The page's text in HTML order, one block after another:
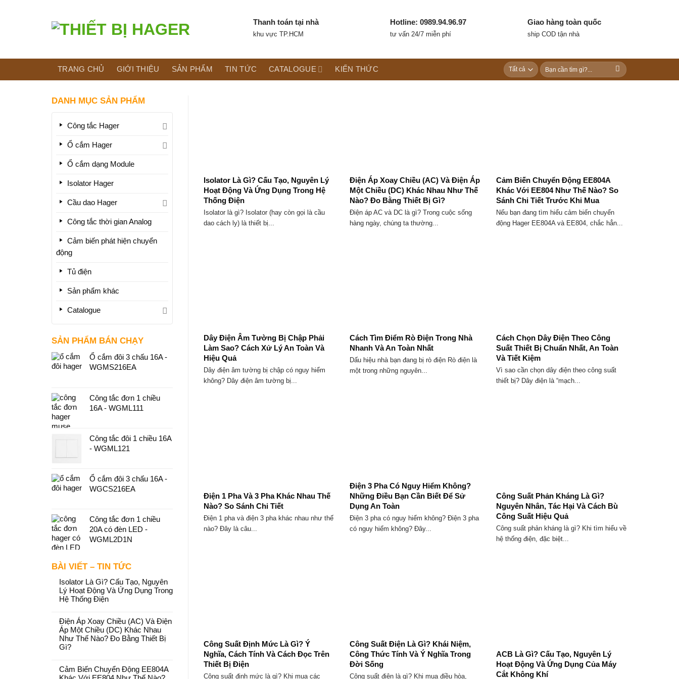
Thanh toán tại nhà
khu vực TP.HCM
Hotline: 0989.94.96.97
tư vấn 24/7 miễn phí
Giao hàng toàn quốc
ship COD tận nhà
TRANG CHỦ GIỚI THIỆU SẢN PHẨM TIN TỨC CATALOGUE KIẾN THỨC
Tìm
kiếm:
DANH MỤC SẢN PHẨM
Công tắc Hager
Ổ cắm Hager
Ổ cắm dạng Module
Isolator Hager
Cầu dao Hager
Công tắc thời gian Analog
Cảm biến phát hiện chuyển
động
Tủ điện
Sản phẩm khác
Catalogue
SẢN PHẨM BÁN CHẠY
Ổ cắm đôi 3 chấu 16A -
WGMS216EA
Công tắc đơn 1 chiều
16A - WGML111
Công tắc đôi 1 chiều 16A
- WGML121
Ổ cắm đôi 3 chấu 16A -
WGCS216EA
Công tắc đơn 1 chiều
20A có đèn LED -
WGML2D1N
BÀI VIẾT – TIN TỨC
Isolator Là Gì? Cấu Tạo, Nguyên
Lý Hoạt Động Và Ứng Dụng Trong
Hệ Thống Điện
Điện Áp Xoay Chiều (AC) Và Điện
Áp Một Chiều (DC) Khác Nhau
Như Thế Nào? Đo Bằng Thiết Bị
Gì?
Cảm Biến Chuyển Động EE804A
Isolator Là Gì? Cấu Tạo, Nguyên Lý
Hoạt Động Và Ứng Dụng Trong Hệ
Thống Điện
Isolator là gì? Isolator (hay còn gọi là cầu
dao cách ly) là thiết bị...
Điện Áp Xoay Chiều (AC) Và Điện Áp
Một Chiều (DC) Khác Nhau Như Thế
Nào? Đo Bằng Thiết Bị Gì?
Điện áp AC và DC là gì? Trong cuộc sống
hàng ngày, chúng ta thường...
Cảm Biến Chuyển Động EE804A
Khác Với EE804 Như Thế Nào? So
Sánh Chi Tiết Trước Khi Mua
Nếu bạn đang tìm hiểu cảm biến chuyển
động Hager EE804A và EE804, chắc hẳn...
Dây Điện Âm Tường Bị Chập Phải
Làm Sao? Cách Xử Lý An Toàn Và
Hiệu Quả
Dây điện âm tường bị chập có nguy hiểm
không? Dây điện âm tường bị...
Cách Tìm Điểm Rò Điện Trong Nhà
Nhanh Và An Toàn Nhất
Dấu hiệu nhà bạn đang bị rò điện Rò điện là
một trong những nguyên...
Cách Chọn Dây Điện Theo Công
Suất Thiết Bị Chuẩn Nhất, An Toàn
Và Tiết Kiệm
Vì sao cần chọn dây điện theo công suất
thiết bị? Dây điện là “mạch...
Điện 3 Pha Có Nguy Hiểm Không?
Những Điều Bạn Cần Biết Để Sử
Dụng An Toàn
Điện 3 pha có nguy hiểm không? Điện 3 pha
có nguy hiểm không? Đây...
Điện 1 Pha Và 3 Pha Khác Nhau Thế
Nào? So Sánh Chi Tiết
Điện 1 pha và điện 3 pha khác nhau như thế
nào? Đây là câu...
Công Suất Phản Kháng Là Gì?
Nguyên Nhân, Tác Hại Và Cách Bù
Công Suất Hiệu Quả
Công suất phản kháng là gì? Khi tìm hiểu về
hệ thống điện, đặc biệt...
Công Suất Định Mức Là Gì? Ý
Nghĩa, Cách Tính Và Cách Đọc Trên
Thiết Bị Điện
Công suất định mức là gì? Khi mua các
Công Suất Điện Là Gì? Khái Niệm,
Công Thức Tính Và Ý Nghĩa Trong
Đời Sống
Công suất điện là gì? Khi mua điều hòa,
ACB Là Gì? Cấu Tạo, Nguyên Lý
Hoạt Động Và Ứng Dụng Của Máy
Cắt Không Khí